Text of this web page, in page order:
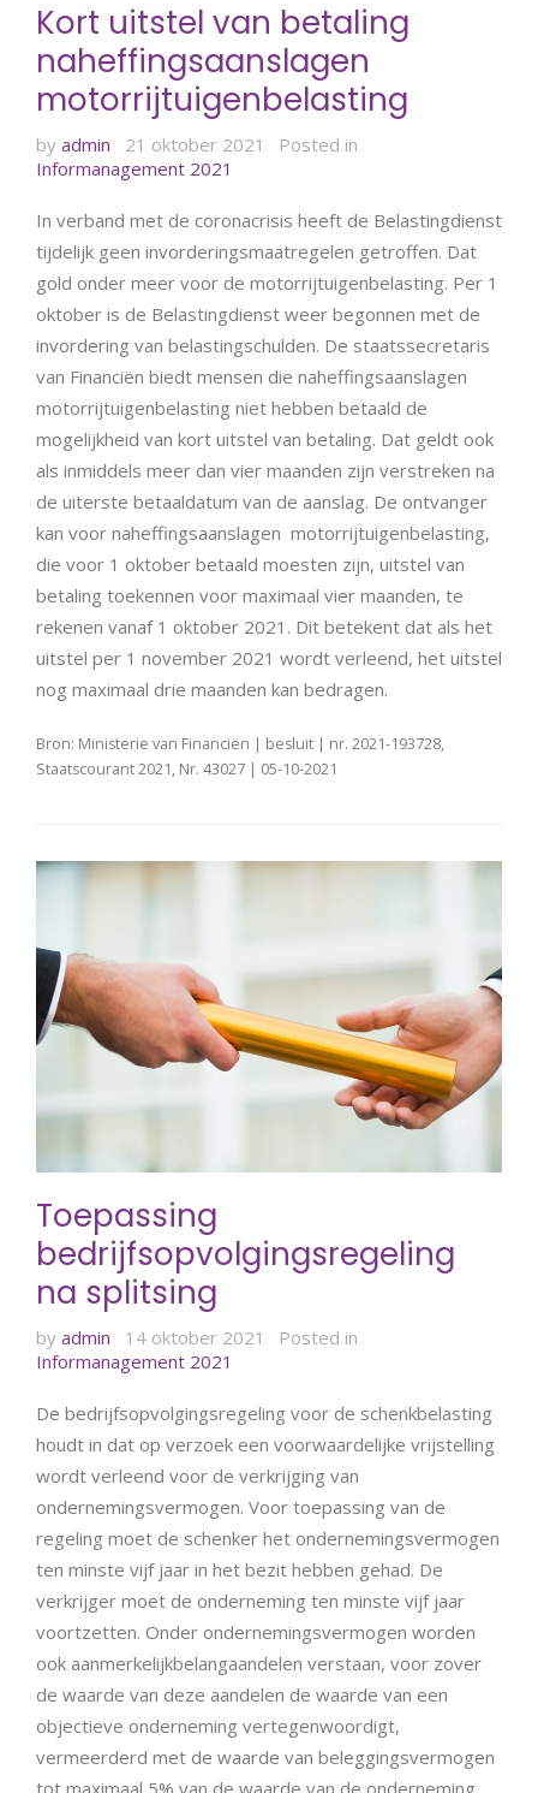
Kort uitstel van betaling
naheffingsaanslagen
motorrijtuigenbelasting
by admin 21 oktober 2021
Posted in
Informanagement 2021
In verband met de coronacrisis heeft de Belastingdienst
tijdelijk geen invorderingsmaatregelen getroffen. Dat
gold onder meer voor de motorrijtuigenbelasting. Per 1
oktober is de Belastingdienst weer begonnen met de
invordering van belastingschulden. De staatssecretaris
van Financiën biedt mensen die naheffingsaanslagen
motorrijtuigenbelasting niet hebben betaald de
mogelijkheid van kort uitstel van betaling. Dat geldt ook
als inmiddels meer dan vier maanden zijn verstreken na
de uiterste betaaldatum van de aanslag. De ontvanger
kan voor naheffingsaanslagen motorrijtuigenbelasting,
die voor 1 oktober betaald moesten zijn, uitstel van
betaling toekennen voor maximaal vier maanden, te
rekenen vanaf 1 oktober 2021. Dit betekent dat als het
uitstel per 1 november 2021 wordt verleend, het uitstel
nog maximaal drie maanden kan bedragen.
Bron: Ministerie van Financiën | besluit | nr. 2021-193728,
Staatscourant 2021, Nr. 43027 | 05-10-2021
Toepassing
bedrijfsopvolgingsregeling
na splitsing
by admin 14 oktober 2021
Posted in
Informanagement 2021
De bedrijfsopvolgingsregeling voor de schenkbelasting
houdt in dat op verzoek een voorwaardelijke vrijstelling
wordt verleend voor de verkrijging van
ondernemingsvermogen. Voor toepassing van de
regeling moet de schenker het ondernemingsvermogen
ten minste vijf jaar in het bezit hebben gehad. De
verkrijger moet de onderneming ten minste vijf jaar
voortzetten. Onder ondernemingsvermogen worden
ook aanmerkelijkbelangaandelen verstaan, voor zover
de waarde van deze aandelen de waarde van een
objectieve onderneming vertegenwoordigt,
vermeerderd met de waarde van beleggingsvermogen
tot maximaal 5% van de waarde van de onderneming.